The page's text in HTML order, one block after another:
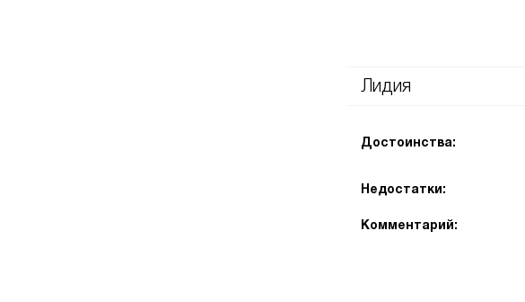
Лидия
Достоинства:
Недостатки:
Комментарий: